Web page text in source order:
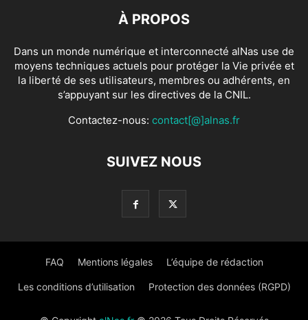
À PROPOS
Dans un monde numérique et interconnecté alNas use de
moyens techniques actuels pour protéger la Vie privée et
la liberté de ses utilisateurs, membres ou adhérents, en
s’appuyant sur les directives de la CNIL.
Contactez-nous: contact[@]alnas.fr
SUIVEZ NOUS
FAQ Mentions légales L’équipe de rédaction
Les conditions d’utilisation Protection des données (RGPD)